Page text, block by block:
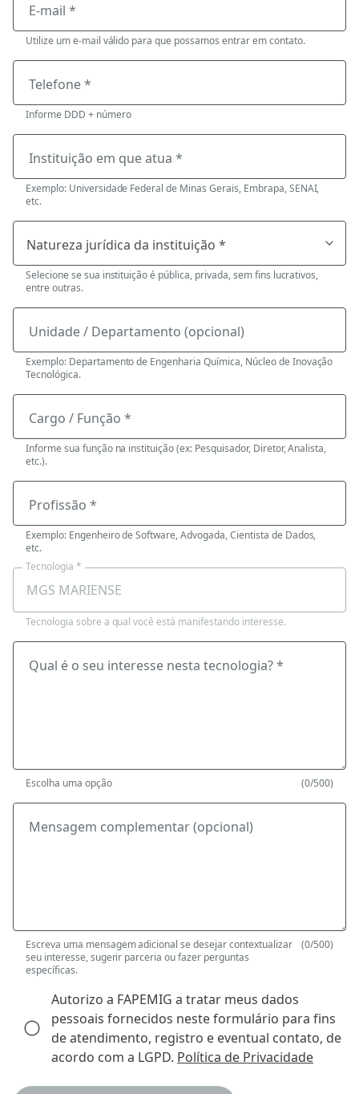
E-mail *
Utilize um e-mail válido para que possamos entrar em contato.
Telefone *
Informe DDD + número
Instituição em que atua *
Exemplo: Universidade Federal de Minas Gerais, Embrapa, SENAI,
etc.
Selecione se sua instituição é pública, privada, sem fins lucrativos,
entre outras.
Unidade / Departamento (opcional)
Exemplo: Departamento de Engenharia Química, Núcleo de Inovação
Tecnológica.
Cargo / Função *
Informe sua função na instituição (ex: Pesquisador, Diretor, Analista,
etc.).
Profissão *
Exemplo: Engenheiro de Software, Advogada, Cientista de Dados,
etc.
Tecnologia *
Tecnologia sobre a qual você está manifestando interesse.
Qual é o seu interesse nesta tecnologia? *
Escolha uma opção (0/500)
Mensagem complementar (opcional)
Escreva uma mensagem adicional se desejar contextualizar
seu interesse, sugerir parceria ou fazer perguntas
específicas.
(0/500)
Autorizo a FAPEMIG a tratar meus dados
pessoais fornecidos neste formulário para fins
de atendimento, registro e eventual contato, de
acordo com a LGPD. Política de Privacidade